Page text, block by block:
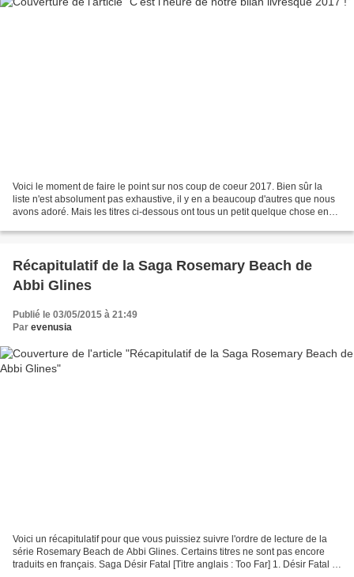
Voici le moment de faire le point sur nos coup de coeur 2017. Bien sûr la
liste n'est absolument pas exhaustive, il y en a beaucoup d'autres que nous
avons adoré. Mais les titres ci-dessous ont tous un petit quelque chose en
Récapitulatif de la Saga Rosemary Beach de
Abbi Glines
Publié le 03/05/2015 à 21:49
Par evenusia
Voici un récapitulatif pour que vous puissiez suivre l'ordre de lecture de la
série Rosemary Beach de Abbi Glines. Certains titres ne sont pas encore
traduits en français. Saga Désir Fatal [Titre anglais : Too Far] 1. Désir Fatal 1